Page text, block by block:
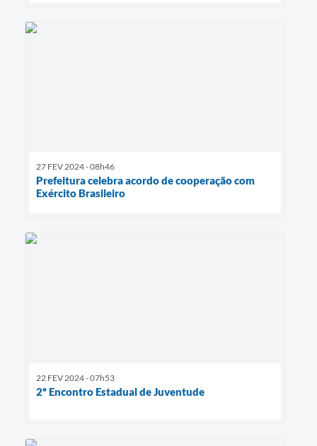
27 FEV 2024 - 08h46
Prefeitura celebra acordo de cooperação com
Exército Brasileiro
22 FEV 2024 - 07h53
2º Encontro Estadual de Juventude